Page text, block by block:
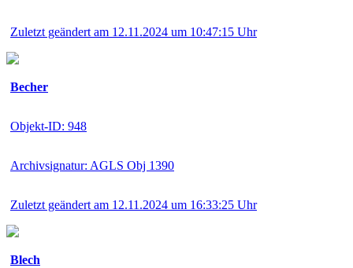
Zuletzt geändert am 12.11.2024 um 10:47:15 Uhr
Becher
Objekt-ID: 948
Archivsignatur: AGLS Obj 1390
Zuletzt geändert am 12.11.2024 um 16:33:25 Uhr
Blech